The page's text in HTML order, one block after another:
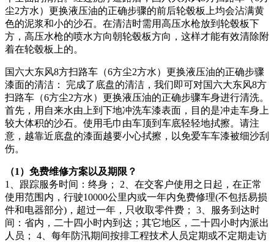
尘2方水）更换液压油的正确步骤的前后轮毂板上均会沾满黄
色的泥浆和小的沙石。在清洁时需用高压水枪放到轮毂板下
方，高压水枪的喷水方向朝轮毂板方向，这样才能有效清除附
着在轮毂板上的。
国六大东风8方扫路车（6方尘2方水）更换液压油的正确步骤
漆面的清洁： 完成了底盘的清洁，我们即可对国六大东风8方
扫路车（6方尘2方水）更换液压油的正确步骤车身进行清洗。
首先，用自来水由上到下地冲洗车漆表面，目的是冲走车身上
较大体积的沙石。使用毛巾由车顶到车底轻轻地拭擦。请注
意，越靠近底盘的漆面越要小心拭擦，以免爱车车漆被细沙刮
伤。
（1）免费维修方案以及期限？
1、跟踪服务时间：终身； 2、在交客户使用之日起，在正常
使用范围内，行驶10000公里内或一年内免费修理(不包括易损
件和电器部分)，超过一年，只收取零件费； 3、服务到达时
间：省内，二十四小时内到达；其它地区，二十四小时内派出
人员； 4、每年防汛期间按排工程技术人员定期或不定期走访